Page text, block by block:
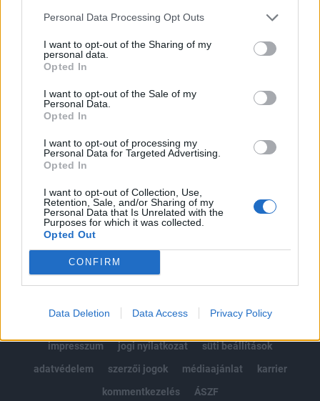
Personal Data Processing Opt Outs
I want to opt-out of the Sharing of my
personal data.
Opted In
I want to opt-out of the Sale of my
Personal Data.
Opted In
I want to opt-out of processing my
Personal Data for Targeted Advertising.
Opted In
I want to opt-out of Collection, Use,
Retention, Sale, and/or Sharing of my
Personal Data that Is Unrelated with the
Purposes for which it was collected.
Opted Out
CONFIRM
Data Deletion Data Access Privacy Policy
tartozik, melynek olvasása előfizetéses
regisztrációhoz kötött.
Az előfizetés a következőket tartalmazza:
Portfolio.hu teljes cikkarchívum
Kötéslisták: BÉT elmúlt 2 év napon belüli
kötéslistái
Előfizetés
MÁR ELŐFIZETŐNK VAGY?BEJELENTKEZÉS
impresszum
jogi nyilatkozat
süti beállítások
adatvédelem
szerzői jogok médiaajánlat
karrier
kommentkezelés
ÁSZF